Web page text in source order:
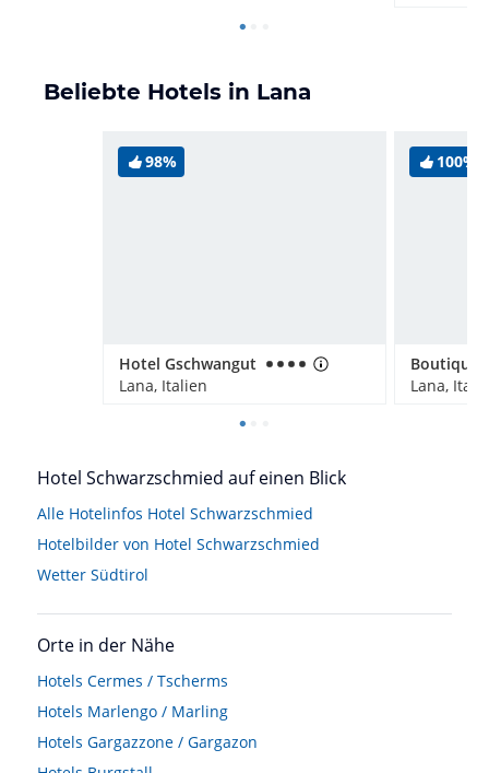
Beliebte Hotels in Lana
98%
Hotel Gschwangut
Lana, Italien
100%
Lana,
Hotel Schwarzschmied auf einen Blick
Alle Hotelinfos Hotel Schwarzschmied
Hotelbilder von Hotel Schwarzschmied
Wetter Südtirol
Orte in der Nähe
Hotels Cermes / Tscherms
Hotels Marlengo / Marling
Hotels Gargazzone / Gargazon